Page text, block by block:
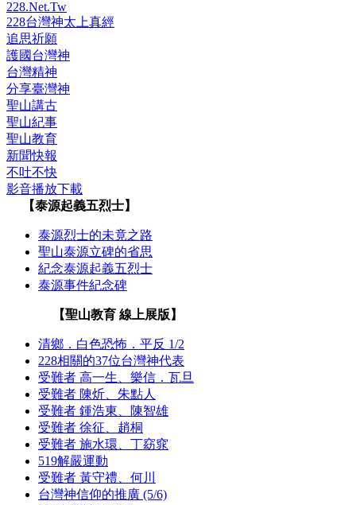
228.Net.Tw
228台灣神太上真經
追思祈願
護國台灣神
台灣精神
分享臺灣神
聖山講古
聖山紀事
聖山教育
新聞快報
不吐不快
影音播放下載
【泰源起義五烈士】
泰源烈士的未竟之路
聖山泰源立碑的省思
紀念泰源起義五烈士
泰源事件紀念碑
【聖山教育 線上展版】
清鄉．白色恐怖．平反 1/2
228相關的37位台灣神代表
受難者 高一生、樂信．瓦旦
受難者 陳炘、朱點人
受難者 鍾浩東、陳智雄
受難者 徐征、趙桐
受難者 施水環、丁窈窕
519解嚴運動
受難者 黃守禮、何川
台灣神信仰的推廣 (5/6)